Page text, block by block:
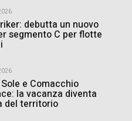
debutta un nuovo
segmento C per flotte
e Comacchio
la vacanza diventa
del territorio